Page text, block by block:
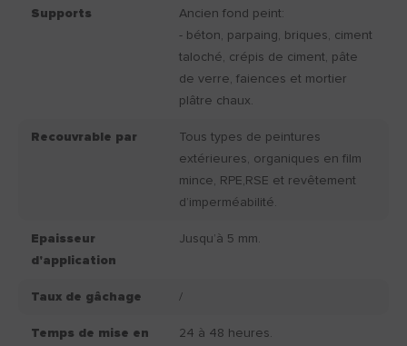
Supports
Ancien fond peint:
- béton, parpaing, briques, ciment
taloché, crépis de ciment, pâte
de verre, faiences et mortier
plâtre chaux.
Recouvrable par
Tous types de peintures
extérieures, organiques en film
mince, RPE,RSE et revêtement
d’imperméabilité.
Epaisseur
d'application
Jusqu’à 5 mm.
Taux de gâchage /
Temps de mise en
24 à 48 heures.